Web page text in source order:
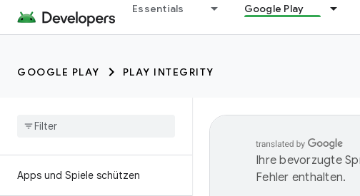
Essentials Google Play
GOOGLE PLAY PLAY INTEGRITY
Apps und Spiele schützen
Ihre bevorzugte
Fehler enthalten.